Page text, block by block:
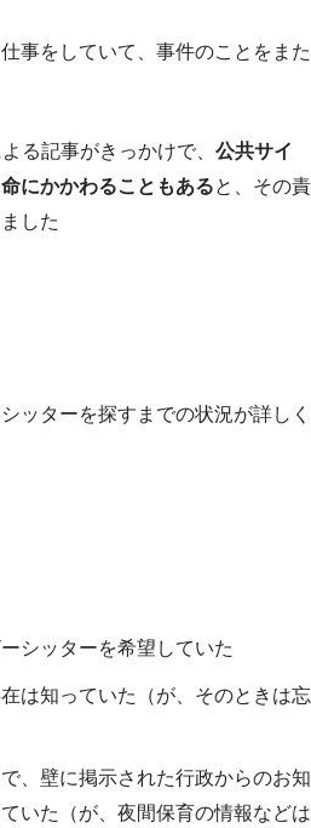
事をしていて、事件のことをまた
る記事がきっかけで、 公共サイ
にかかわることもあると、その責
した
ッターを探すまでの状況が詳しく
シッターを希望していた
は知っていた（が、そのときは忘
、壁に掲示された行政からのお知
いた（が、夜間保育の情報などは